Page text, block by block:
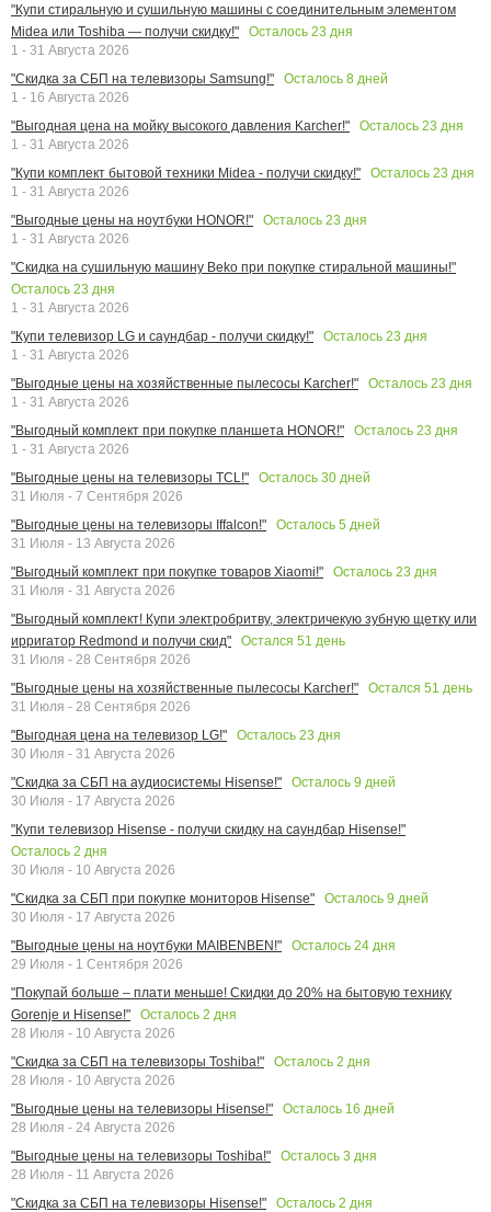
"Купи стиральную и сушильную машины с соединительным элементом
Midea или Toshiba — получи скидку!"
Осталось 23 дня
1 - 31 Августа 2026
"Скидка за СБП на телевизоры Samsung!"
Осталось 8 дней
1 - 16 Августа 2026
"Выгодная цена на мойку высокого давления Karcher!"
Осталось 23 дня
1 - 31 Августа 2026
"Купи комплект бытовой техники Midea - получи скидку!"
Осталось 23 дня
1 - 31 Августа 2026
"Выгодные цены на ноутбуки HONOR!"
Осталось 23 дня
1 - 31 Августа 2026
"Скидка на сушильную машину Beko при покупке стиральной машины!"
Осталось 23 дня
1 - 31 Августа 2026
"Купи телевизор LG и саундбар - получи скидку!"
Осталось 23 дня
1 - 31 Августа 2026
"Выгодные цены на хозяйственные пылесосы Karcher!"
Осталось 23 дня
1 - 31 Августа 2026
"Выгодный комплект при покупке планшета HONOR!"
Осталось 23 дня
1 - 31 Августа 2026
"Выгодные цены на телевизоры TCL!"
Осталось 30 дней
31 Июля - 7 Сентября 2026
"Выгодные цены на телевизоры Iffalcon!"
Осталось 5 дней
31 Июля - 13 Августа 2026
"Выгодный комплект при покупке товаров Xiaomi!"
Осталось 23 дня
31 Июля - 31 Августа 2026
"Выгодный комплект! Купи электробритву, электричекую зубную щетку или
ирригатор Redmond и получи скид"
Остался 51 день
31 Июля - 28 Сентября 2026
"Выгодные цены на хозяйственные пылесосы Karcher!"
Остался 51 день
31 Июля - 28 Сентября 2026
"Выгодная цена на телевизор LG!"
Осталось 23 дня
30 Июля - 31 Августа 2026
"Скидка за СБП на аудиосистемы Hisense!"
Осталось 9 дней
30 Июля - 17 Августа 2026
"Купи телевизор Hisense - получи скидку на саундбар Hisense!"
Осталось 2 дня
30 Июля - 10 Августа 2026
"Скидка за СБП при покупке мониторов Hisense"
Осталось 9 дней
30 Июля - 17 Августа 2026
"Выгодные цены на ноутбуки MAIBENBEN!"
Осталось 24 дня
29 Июля - 1 Сентября 2026
"Покупай больше – плати меньше! Скидки до 20% на бытовую технику
Gorenje и Hisense!"
Осталось 2 дня
28 Июля - 10 Августа 2026
"Скидка за СБП на телевизоры Toshiba!"
Осталось 2 дня
28 Июля - 10 Августа 2026
"Выгодные цены на телевизоры Hisense!"
Осталось 16 дней
28 Июля - 24 Августа 2026
"Выгодные цены на телевизоры Toshiba!"
Осталось 3 дня
28 Июля - 11 Августа 2026
"Скидка за СБП на телевизоры Hisense!"
Осталось 2 дня